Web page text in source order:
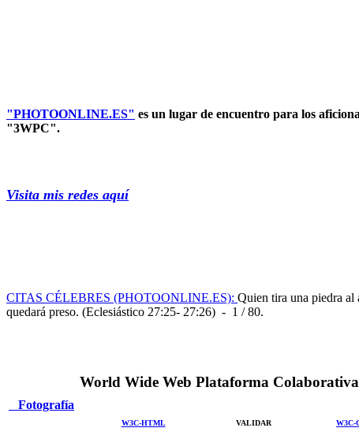
"PHOTOONLINE.ES" es un lugar de encuentro para los
"3WPC".
Visita mis redes aquí
CITAS CÉLEBRES (PHOTOONLINE.ES): Quien tira una piedra al
quedará preso. (Eclesiástico 27:25- 27:26) - 1 / 80.
Fotografía
World Wide Web Plataforma
W3C-HTML VALIDAR W3C-